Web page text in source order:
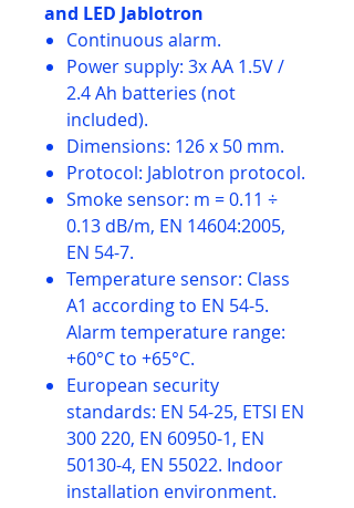
and LED Jablotron
Continuous alarm.
Power supply: 3x AA 1.5V /
2.4 Ah batteries (not
included).
Dimensions: 126 x 50 mm.
Protocol: Jablotron protocol.
Smoke sensor: m = 0.11 ÷
0.13 dB/m, EN 14604:2005,
EN 54-7.
Temperature sensor: Class
A1 according to EN 54-5.
Alarm temperature range:
+60°C to +65°C.
European security
standards: EN 54-25, ETSI EN
300 220, EN 60950-1, EN
50130-4, EN 55022. Indoor
installation environment.